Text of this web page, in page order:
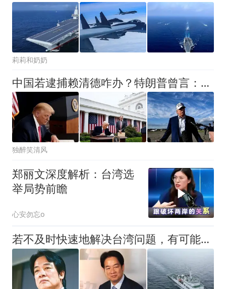
莉莉和奶奶
中国若逮捕赖清德咋办？特朗普曾言：中国事中国定，但会卖我面子
独醉笑清风
郑丽文深度解析：台湾选
举局势前瞻
心安勿忘o
若不及时快速地解决台湾问题，有可能出现无法挽回的局面！